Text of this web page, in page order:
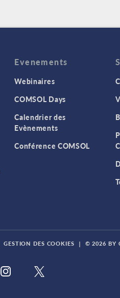
Evenements
Webinaires
COMSOL Days
Calendrier des
Evènements
Conférence COMSOL
GESTION DES COOKIES | © 2026 BY